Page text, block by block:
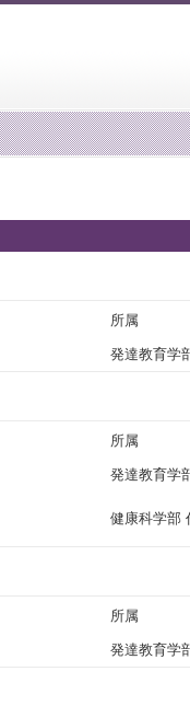
所属
発達教育学
所属
発達教育学
健康科学部
所属
発達教育学